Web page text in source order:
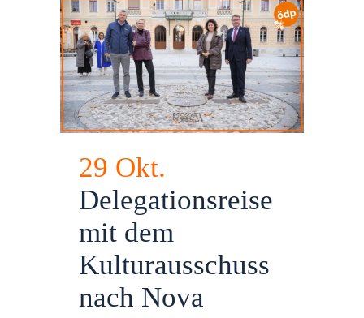
29 Okt.
Delegationsreise
mit dem
Kulturausschuss
nach Nova